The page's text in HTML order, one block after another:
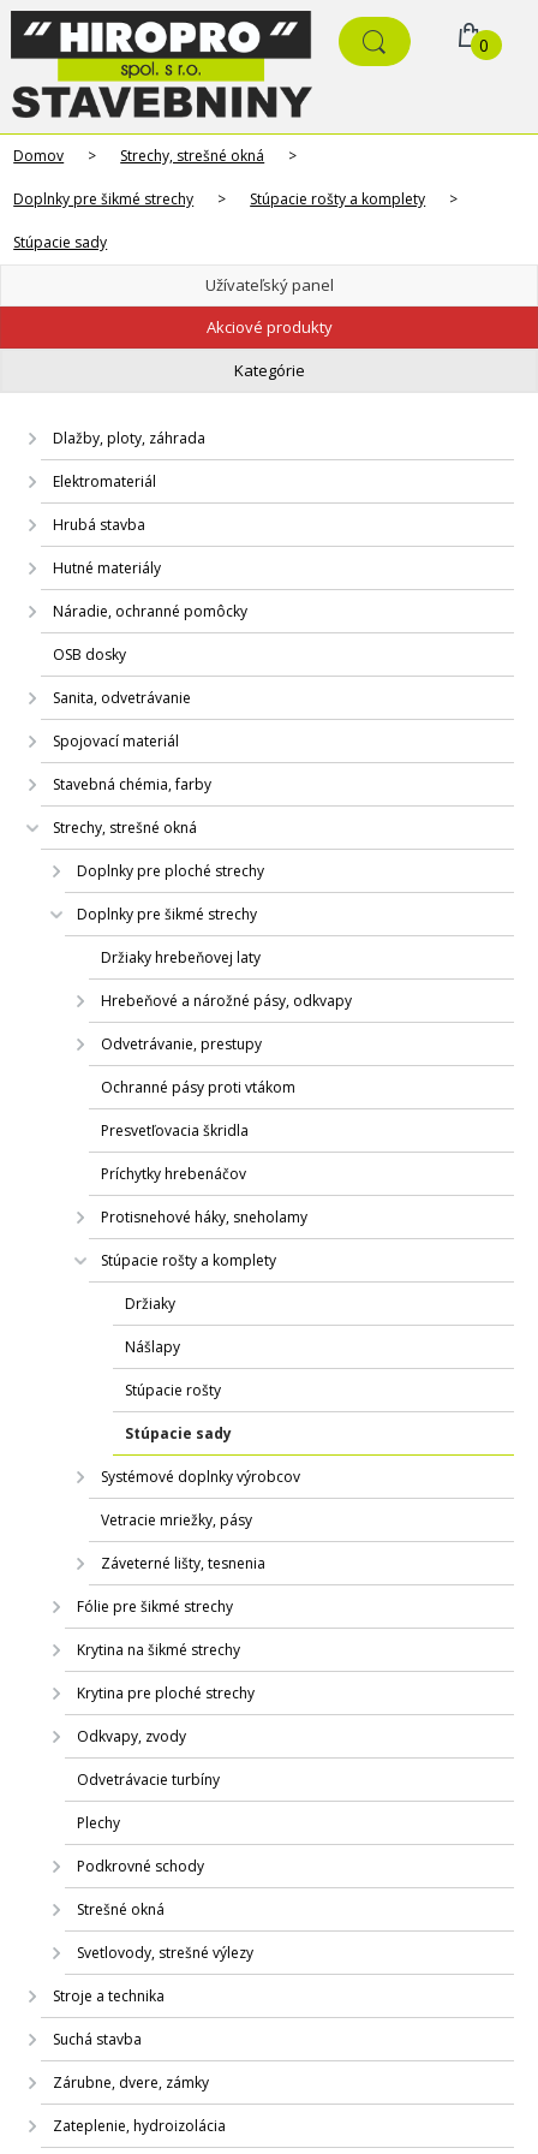
0
Domov > Strechy, strešné okná >
Doplnky pre šikmé strechy > Stúpacie rošty a komplety >
Stúpacie sady
Užívateľský panel
Akciové produkty
Kategórie
Dlažby, ploty, záhrada
Elektromateriál
Hrubá stavba
Hutné materiály
Náradie, ochranné pomôcky
OSB dosky
Sanita, odvetrávanie
Spojovací materiál
Stavebná chémia, farby
Strechy, strešné okná
Doplnky pre ploché strechy
Doplnky pre šikmé strechy
Držiaky hrebeňovej laty
Hrebeňové a nárožné pásy, odkvapy
Odvetrávanie, prestupy
Ochranné pásy proti vtákom
Presvetľovacia škridla
Príchytky hrebenáčov
Protisnehové háky, sneholamy
Stúpacie rošty a komplety
Držiaky
Nášlapy
Stúpacie rošty
Stúpacie sady
Systémové doplnky výrobcov
Vetracie mriežky, pásy
Záveterné lišty, tesnenia
Fólie pre šikmé strechy
Krytina na šikmé strechy
Krytina pre ploché strechy
Odkvapy, zvody
Odvetrávacie turbíny
Plechy
Podkrovné schody
Strešné okná
Svetlovody, strešné výlezy
Stroje a technika
Suchá stavba
Zárubne, dvere, zámky
Zateplenie, hydroizolácia